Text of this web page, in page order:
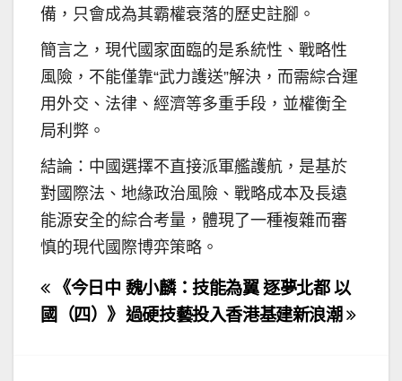
備，只會成為其霸權衰落的歷史註腳。
簡言之，現代國家面臨的是系統性、戰略性
風險，不能僅靠“武力護送”解決，而需綜合運
用外交、法律、經濟等多重手段，並權衡全
局利弊。
結論：中國選擇不直接派軍艦護航，是基於
對國際法、地緣政治風險、戰略成本及長遠
能源安全的綜合考量，體現了一種複雜而審
慎的現代國際博弈策略。
文
章
魏小麟：技能為翼 逐夢北都 以
過硬技藝投入香港基建新浪潮
《今日中
國（四）》